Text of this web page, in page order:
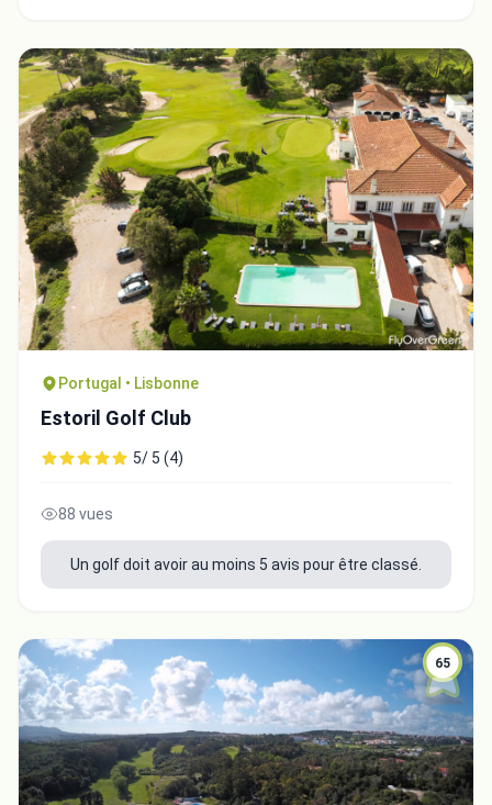
Portugal • Lisbonne
Estoril Golf Club
5/ 5 (4)
88 vues
Un golf doit avoir au moins 5 avis pour être classé.
65